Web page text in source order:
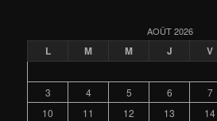
AOÛT 2026
L M M J V
3
4 5 6 7
10
11 12 13 14